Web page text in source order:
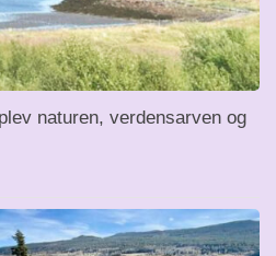
naturen, verdensarven og